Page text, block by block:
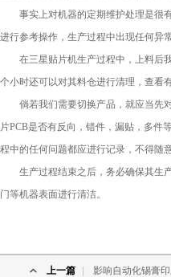
事实上对机器的定期维护处理是很有
进行参考操作，生产过程中出现任何异
在三星贴片机生产过程中，上料后我
个小时还可以对其料仓进行清理，查看
倘若我们需要切换产品，就应当先对
片PCB是否有反向，错件，漏贴，多件
程中的任何问题都应进行记录，不得随
生产过程结束之后，务必确保其生产
门等机器表面进行清洁。
上一篇 影响自动化锡膏